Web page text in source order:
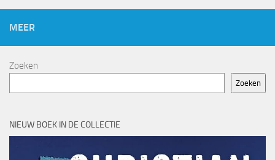
MEER
Zoeken
Zoeken
NIEUW BOEK IN DE COLLECTIE